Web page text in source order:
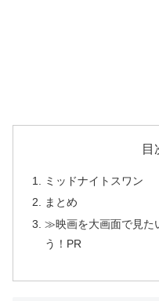
目
ミッドナイトスワン
まとめ
≫映画を大画面で見た
う！PR